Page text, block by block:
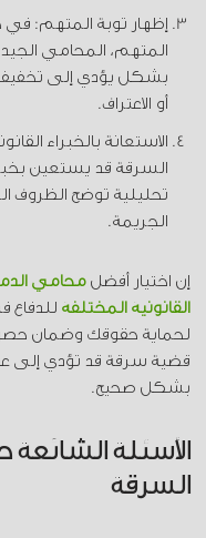
إظهار توبة المتهم:
المتهم، المحامي
بشكل يؤدي إلى تخفيف
أو الاعتراف.
الاستعانة بالخبراء
السرقة قد يستعين
تحليلية توضح الظروف
الجريمة.
إن اختيار أفضلمحامي
القانونية المختلفة
لحماية حقوقك وضمان
قضية سرقة قد تؤدي إلى
بشكل صحيح.
الأسئلة
السرقة